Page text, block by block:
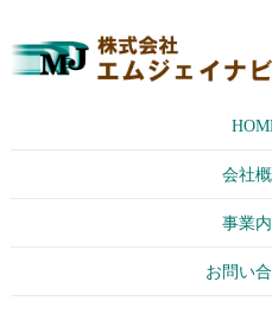
会社
事業
お問い